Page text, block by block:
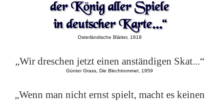
der König aller Spiele
in deutscher Karte...“
Osterländische Blätter, 1818
„Wir dreschen jetzt einen anständigen Skat...“
Günter Grass, Die Blechtrommel, 1959
„Wenn man nicht ernst spielt, macht es keinen